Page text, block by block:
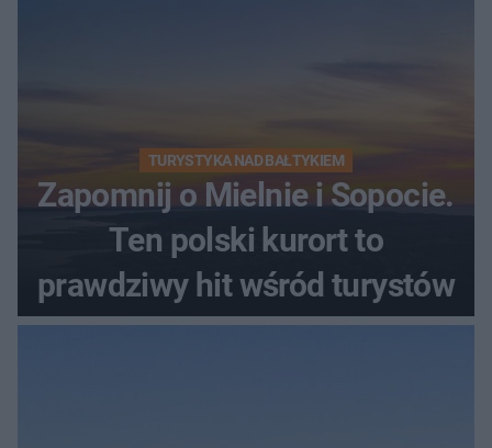
TURYSTYKA NAD BAŁTYKIEM
Zapomnij o Mielnie i Sopocie.
Ten polski kurort to
prawdziwy hit wśród turystów